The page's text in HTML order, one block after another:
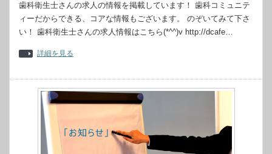
歯科衛生士さんの求人の情報を掲載しています！ 歯科コミュニテ
ィーだからできる、コアな情報もございます。 のぞいてみて下さ
い！ 歯科衛生士さんの求人情報はこちら(*^^)v http://dcafe…
詳細を見る